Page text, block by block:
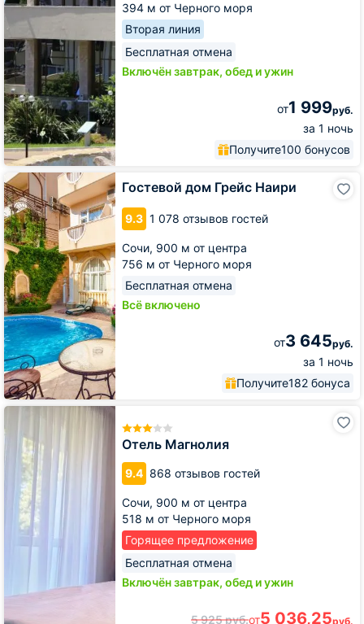
394 м от Черного моря
Вторая линия
Бесплатная отмена
Включён завтрак, обед и ужин
от1 999руб.
за 1 ночь
Получите100 бонусов
Гостевой дом Грейс Наири
9.3 1 078 отзывов гостей
Сочи, 900 м от центра
756 м от Черного моря
Бесплатная отмена
Всё включено
от3 645руб.
за 1 ночь
Получите182 бонуса
Гостевой
дом
Грейс
Наири
Отель Магнолия
9.4 868 отзывов гостей
Сочи, 900 м от центра
518 м от Черного моря
Горящее предложение
Бесплатная отмена
Включён завтрак, обед и ужин
5 925руб.от5 036,25руб.
Отель